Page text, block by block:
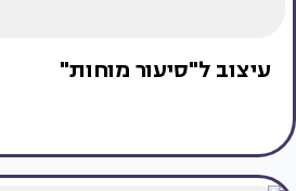
עיצוב ל"סיעור מוחות"